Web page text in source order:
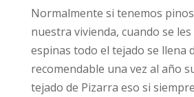
Normalmente si tenemos
nuestra vivienda, cuando se
espinas todo el tejado se llena
recomendable una vez al año
tejado de Pizarra eso si